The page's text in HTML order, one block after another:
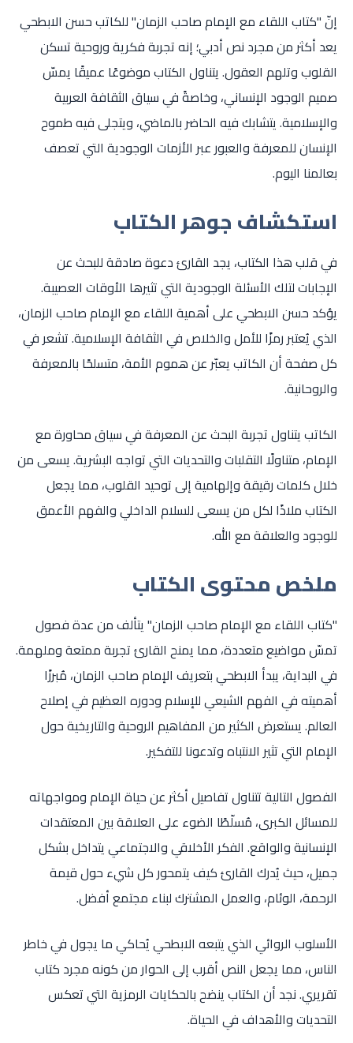
إنّ "كتاب اللقاء مع الإمام صاحب الزمان" للكاتب حسن الابطحي
يعد أكثر من مجرد نص أدبي؛ إنه تجربة فكرية وروحية تسكن
القلوب وتلهم العقول. يتناول الكتاب موضوعًا عميقًا يمسّ
صميم الوجود الإنساني، وخاصةً في سياق الثقافة العربية
والإسلامية. يتشابك فيه الحاضر بالماضي، ويتجلى فيه طموح
الإنسان للمعرفة والعبور عبر الأزمات الوجودية التي تعصف
بعالمنا اليوم.
استكشاف جوهر الكتاب
في قلب هذا الكتاب، يجد القارئ دعوة صادقة للبحث عن
الإجابات لتلك الأسئلة الوجودية التي تثيرها الأوقات العصيبة.
يؤكد حسن الابطحي على أهمية اللقاء مع الإمام صاحب الزمان،
الذي يُعتبر رمزًا للأمل والخلاص في الثقافة الإسلامية. تشعر في
كل صفحة أن الكاتب يعبّر عن هموم الأمة، متسلحًا بالمعرفة
والروحانية.
الكاتب يتناول تجربة البحث عن المعرفة في سياق محاورة مع
الإمام، متناولًا التقلبات والتحديات التي تواجه البشرية. يسعى من
خلال كلمات رقيقة وإلهامية إلى توحيد القلوب، مما يجعل
الكتاب ملاذًا لكل من يسعى للسلام الداخلي والفهم الأعمق
للوجود والعلاقة مع الله.
ملخص محتوى الكتاب
"كتاب اللقاء مع الإمام صاحب الزمان" يتألف من عدة فصول
تمسّ مواضيع متعددة، مما يمنح القارئ تجربة ممتعة وملهمة.
في البداية، يبدأ الابطحي بتعريف الإمام صاحب الزمان، مُبرزًا
أهميته في الفهم الشيعي للإسلام ودوره العظيم في إصلاح
العالم. يستعرض الكثير من المفاهيم الروحية والتاريخية حول
الإمام التي تثير الانتباه وتدعونا للتفكير.
الفصول التالية تتناول تفاصيل أكثر عن حياة الإمام ومواجهاته
للمسائل الكبرى، مُسلّطًا الضوء على العلاقة بين المعتقدات
الإنسانية والواقع. الفكر الأخلاقي والاجتماعي يتداخل بشكل
جميل، حيث يُدرك القارئ كيف يتمحور كل شيء حول قيمة
الرحمة، الوئام، والعمل المشترك لبناء مجتمع أفضل.
الأسلوب الروائي الذي يتبعه الابطحي يُحاكي ما يجول في خاطر
الناس، مما يجعل النص أقرب إلى الحوار من كونه مجرد كتاب
تقريري. نجد أن الكتاب ينضح بالحكايات الرمزية التي تعكس
التحديات والأهداف في الحياة.